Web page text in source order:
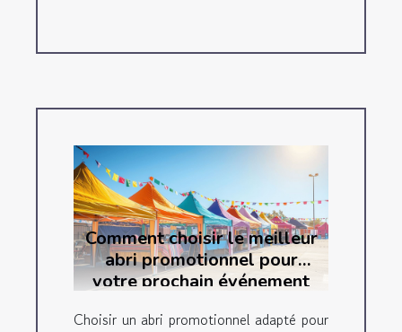
Comment choisir le meilleur
abri promotionnel pour
votre prochain événement
Choisir un abri promotionnel adapté pour